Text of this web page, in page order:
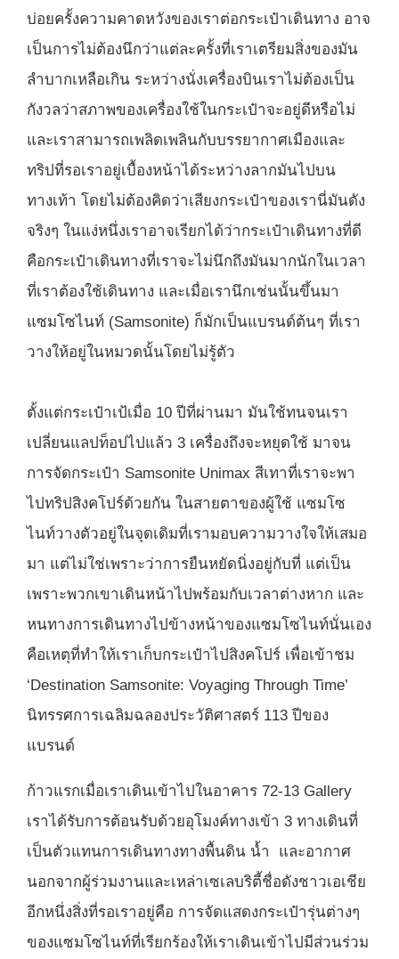
บ่อยครั้งความคาดหวังของเราต่อกระเป๋าเดินทาง อาจ
เป็นการไม่ต้องนึกว่าแต่ละครั้งที่เราเตรียมสิ่งของมัน
ลำบากเหลือเกิน ระหว่างนั่งเครื่องบินเราไม่ต้องเป็น
กังวลว่าสภาพของเครื่องใช้ในกระเป๋าจะอยู่ดีหรือไม่
และเราสามารถเพลิดเพลินกับบรรยากาศเมืองและ
ทริปที่รอเราอยู่เบื้องหน้าได้ระหว่างลากมันไปบน
ทางเท้า โดยไม่ต้องคิดว่าเสียงกระเป๋าของเรานี่มันดัง
จริงๆ ในแง่หนึ่งเราอาจเรียกได้ว่ากระเป๋าเดินทางที่ดี
คือกระเป๋าเดินทางที่เราจะไม่นึกถึงมันมากนักในเวลา
ที่เราต้องใช้เดินทาง และเมื่อเรานึกเช่นนั้นขึ้นมา
แซมโซไนท์ (Samsonite) ก็มักเป็นแบรนด์ต้นๆ ที่เรา
วางให้อยู่ในหมวดนั้นโดยไม่รู้ตัว
ตั้งแต่กระเป๋าเป้เมื่อ 10 ปีที่ผ่านมา มันใช้ทนจนเรา
เปลี่ยนแลปท็อปไปแล้ว 3 เครื่องถึงจะหยุดใช้ มาจน
การจัดกระเป๋า Samsonite Unimax สีเทาที่เราจะพา
ไปทริปสิงคโปร์ด้วยกัน ในสายตาของผู้ใช้ แซมโซ
ไนท์วางตัวอยู่ในจุดเดิมที่เรามอบความวางใจให้เสมอ
มา แต่ไม่ใช่เพราะว่าการยืนหยัดนิ่งอยู่กับที่ แต่เป็น
เพราะพวกเขาเดินหน้าไปพร้อมกับเวลาต่างหาก และ
หนทางการเดินทางไปข้างหน้าของแซมโซไนท์นั่นเอง
คือเหตุที่ทำให้เราเก็บกระเป๋าไปสิงคโปร์ เพื่อเข้าชม
‘Destination Samsonite: Voyaging Through Time’
นิทรรศการเฉลิมฉลองประวัติศาสตร์ 113 ปีของ
แบรนด์
ก้าวแรกเมื่อเราเดินเข้าไปในอาคาร 72-13 Gallery
เราได้รับการต้อนรับด้วยอุโมงค์ทางเข้า 3 ทางเดินที่
เป็นตัวแทนการเดินทางทางพื้นดิน น้ำ และอากาศ
นอกจากผู้ร่วมงานและเหล่าเซเลบริตี้ชื่อดังชาวเอเชีย
อีกหนึ่งสิ่งที่รอเราอยู่คือ การจัดแสดงกระเป๋ารุ่นต่างๆ
ของแซมโซไนท์ที่เรียกร้องให้เราเดินเข้าไปมีส่วนร่วม